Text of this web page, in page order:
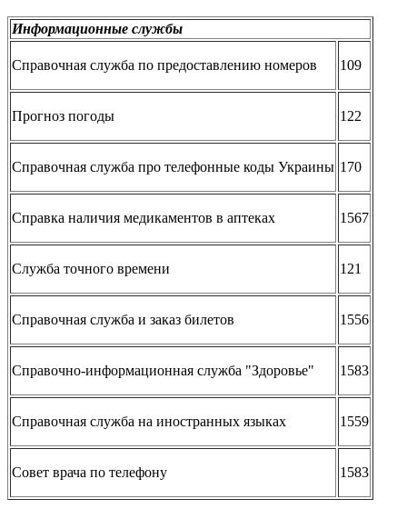
Информационные службы
Справочная служба по предоставлению номеров 109
Прогноз погоды 122
Справочная служба про телефонные коды Украины 170
Справка наличия медикаментов в аптеках 1567
Служба точного времени 121
Справочная служба и заказ билетов 1556
Справочно-информационная служба "Здоровье" 1583
Справочная служба на иностранных языках 1559
Совет врача по телефону 1583